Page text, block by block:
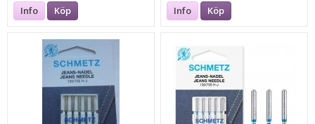
Info Köp Info Köp